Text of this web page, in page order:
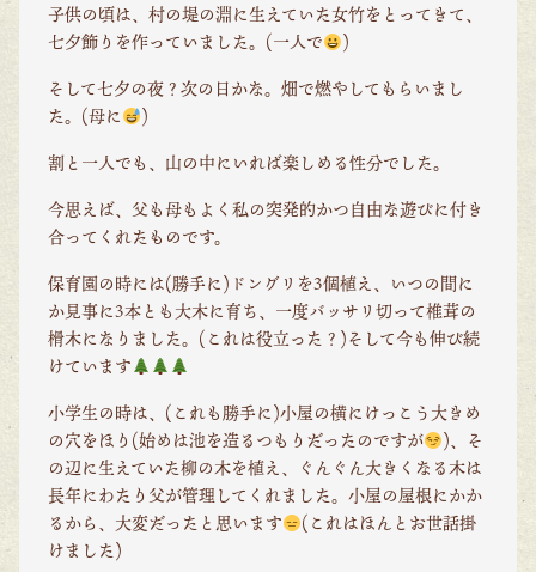
子供の頃は、村の堤の淵に生えていた女竹をとってきて、
七夕飾りを作っていました。(一人で
)
そして七夕の夜？次の日かな。畑で燃やしてもらいまし
た。(母に
)
割と一人でも、山の中にいれば楽しめる性分でした。
今思えば、父も母もよく私の突発的かつ自由な遊びに付き
合ってくれたものです。
保育園の時には(勝手に)ドングリを3個植え、いつの間に
か見事に3本とも大木に育ち、一度バッサリ切って椎茸の
榾木になりました。(これは役立った？)そして今も伸び続
けています
小学生の時は、(これも勝手に)小屋の横にけっこう大きめ
の穴をほり(始めは池を造るつもりだったのですが
)、そ
の辺に生えていた柳の木を植え、ぐんぐん大きくなる木は
長年にわたり父が管理してくれました。小屋の屋根にかか
るから、大変だったと思います
(これはほんとお世話掛
けました)